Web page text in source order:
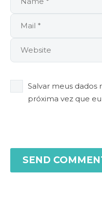
Salvar meus dados
próxima vez que
SEND